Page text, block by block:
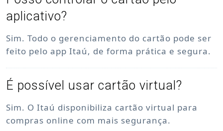
aplicativo?
Sim. Todo o gerenciamento do cartão pode ser
feito pelo app Itaú, de forma prática e segura.
É possível usar cartão virtual?
Sim. O Itaú disponibiliza cartão virtual para
compras online com mais segurança.